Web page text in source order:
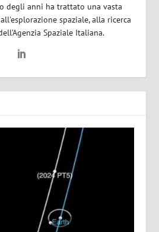
degli anni ha trattato una vasta
spaziale, alla ricerca
Spaziale Italiana.